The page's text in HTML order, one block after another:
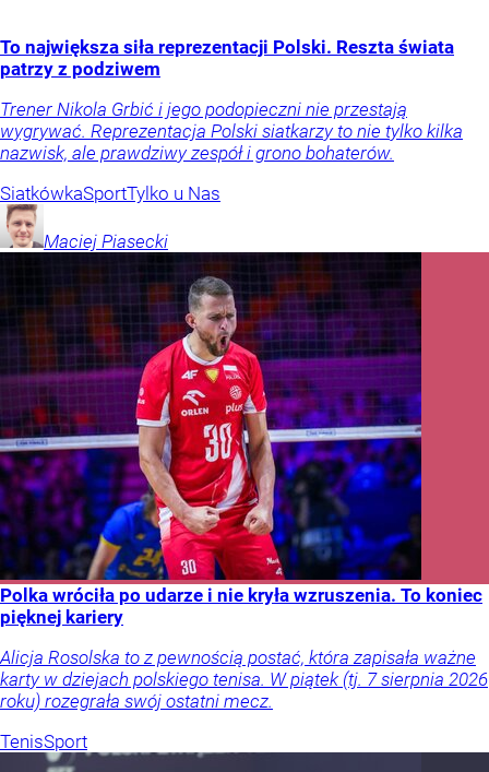
To największa siła reprezentacji Polski. Reszta świata
patrzy z podziwem
Trener Nikola Grbić i jego podopieczni nie przestają
wygrywać. Reprezentacja Polski siatkarzy to nie tylko kilka
nazwisk, ale prawdziwy zespół i grono bohaterów.
SiatkówkaSportTylko u Nas
Maciej Piasecki
Polka wróciła po udarze i nie kryła wzruszenia. To koniec
pięknej kariery
Alicja Rosolska to z pewnością postać, która zapisała ważne
karty w dziejach polskiego tenisa. W piątek (tj. 7 sierpnia 2026
roku) rozegrała swój ostatni mecz.
TenisSport